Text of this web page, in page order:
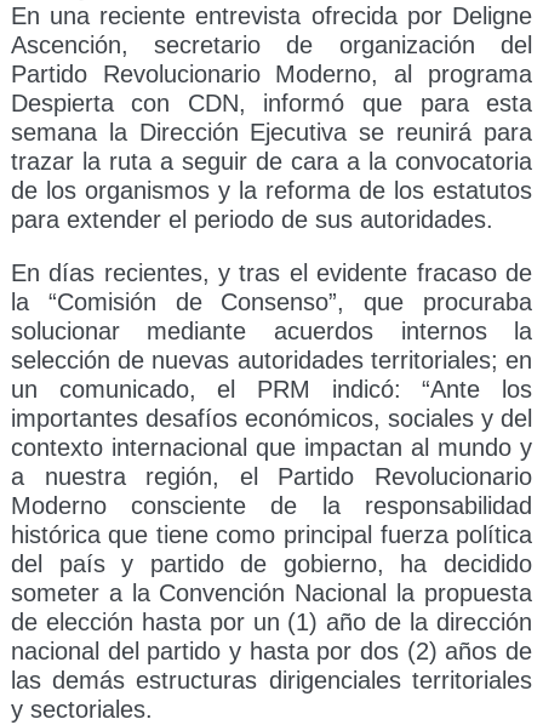
En una reciente entrevista ofrecida por Deligne
Ascención, secretario de organización del
Partido Revolucionario Moderno, al programa
Despierta con CDN, informó que para esta
semana la Dirección Ejecutiva se reunirá para
trazar la ruta a seguir de cara a la convocatoria
de los organismos y la reforma de los estatutos
para extender el periodo de sus autoridades.
En días recientes, y tras el evidente fracaso de
la “Comisión de Consenso”, que procuraba
solucionar mediante acuerdos internos la
selección de nuevas autoridades territoriales; en
un comunicado, el PRM indicó: “Ante los
importantes desafíos económicos, sociales y del
contexto internacional que impactan al mundo y
a nuestra región, el Partido Revolucionario
Moderno consciente de la responsabilidad
histórica que tiene como principal fuerza política
del país y partido de gobierno, ha decidido
someter a la Convención Nacional la propuesta
de elección hasta por un (1) año de la dirección
nacional del partido y hasta por dos (2) años de
las demás estructuras dirigenciales territoriales
y sectoriales.